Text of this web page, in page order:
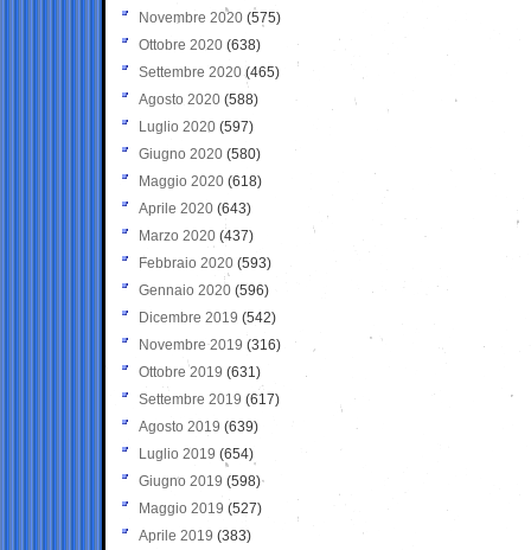
Novembre 2020 (575)
Ottobre 2020 (638)
Settembre 2020(465)
Agosto 2020 (588)
Luglio 2020 (597)
Giugno 2020 (580)
Maggio 2020 (618)
Aprile 2020 (643)
Marzo 2020 (437)
Febbraio 2020 (593)
Gennaio 2020 (596)
Dicembre 2019 (542)
Novembre 2019 (316)
Ottobre 2019 (631)
Settembre 2019 (617)
Agosto 2019 (639)
Luglio 2019 (654)
Giugno 2019 (598)
Maggio 2019 (527)
Aprile 2019 (383)